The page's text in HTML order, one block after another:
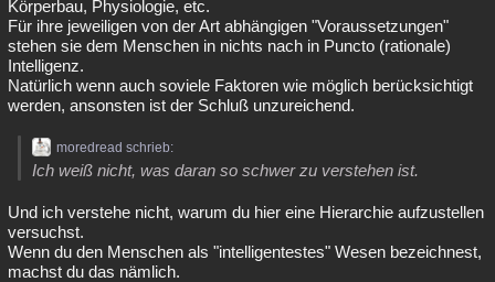
Körperbau, Physiologie, etc.
Für ihre jeweiligen von der Art abhängigen "Voraussetzungen"
stehen sie dem Menschen in nichts nach in Puncto (rationale)
Intelligenz.
Natürlich wenn auch soviele Faktoren wie möglich berücksichtigt
werden, ansonsten ist der Schluß unzureichend.
moredread schrieb:
Ich weiß nicht, was daran so schwer zu verstehen ist.
Und ich verstehe nicht, warum du hier eine Hierarchie aufzustellen
versuchst.
Wenn du den Menschen als "intelligentestes" Wesen bezeichnest,
machst du das nämlich.